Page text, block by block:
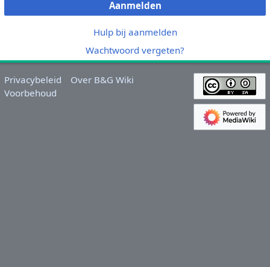
Aanmelden
Hulp bij aanmelden
Wachtwoord vergeten?
Privacybeleid
Over B&G Wiki
Voorbehoud